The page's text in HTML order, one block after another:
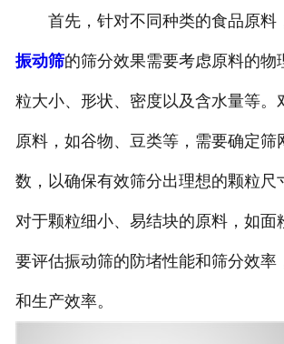
首先，针对不同种类的食品原料
振动筛的筛分效果需要考虑原料的物
粒大小、形状、密度以及含水量等。
原料，如谷物、豆类等，需要确定筛
数，以确保有效筛分出理想的颗粒尺
对于颗粒细小、易结块的原料，如面
要评估振动筛的防堵性能和筛分效率
和生产效率。